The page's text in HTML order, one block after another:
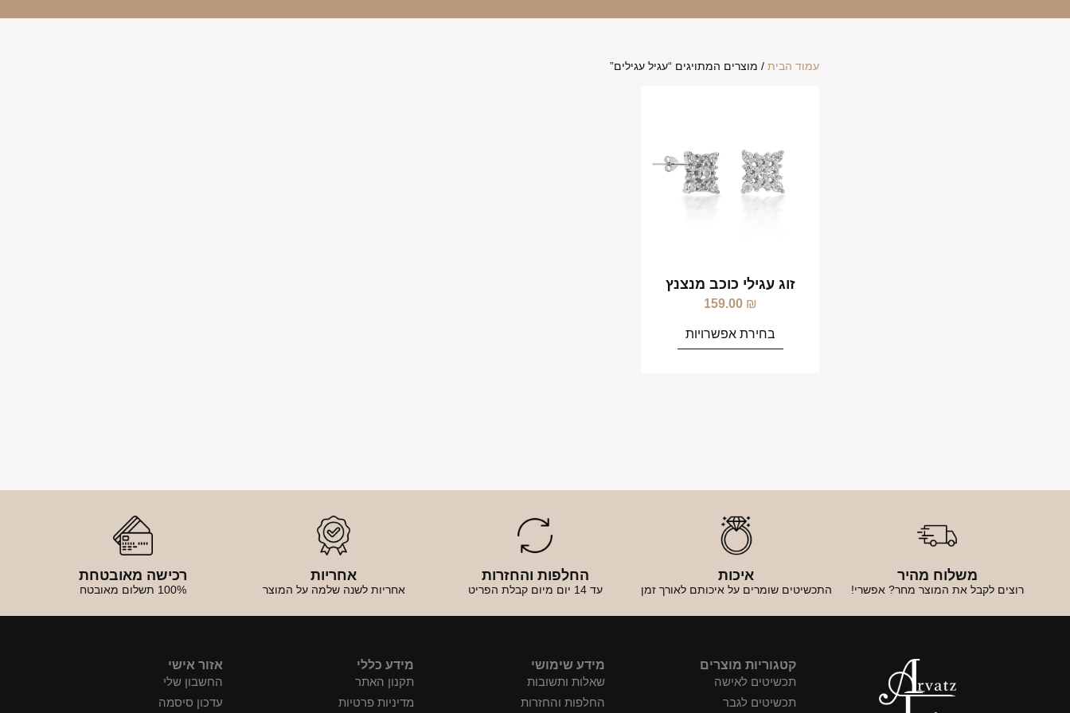
עמוד הבית/ מוצרים המתויגים “עגיל עגילים”
זוג עגילי כוכב מנצנץ
159.00 ₪
בחירת אפשרויות
משלוח מהיר
רוצים לקבל את המוצר מחר? אפשרי!
איכות
התכשיטים שומרים על איכותם לאורך זמן
החלפות והחזרות
עד 14 יום מיום קבלת הפריט
אחריות
אחריות לשנה שלמה על המוצר
רכישה מאובטחת
100% תשלום מאובטח
קטגוריות מוצרים
תכשיטים לאישה
תכשיטים לגבר
מידע שימושי
שאלות ותשובות
החלפות והחזרות
מידע כללי
תקנון האתר
מדיניות פרטיות
אזור אישי
החשבון שלי
עדכון סיסמה